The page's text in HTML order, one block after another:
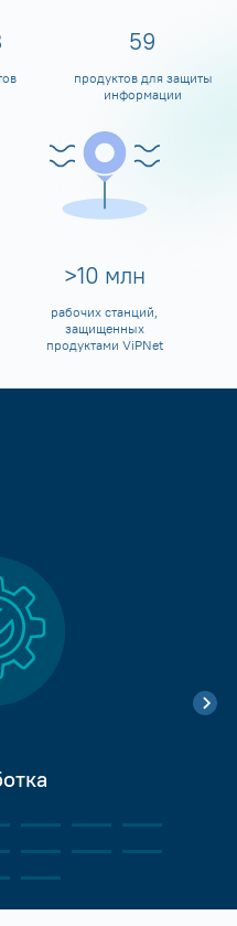
60
продуктов для защиты
информации
>10 млн
рабочих станций,
защищенных
продуктами ViPNet